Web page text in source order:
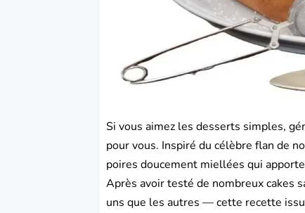
Si vous aimez les desserts simples,
pour vous. Inspiré du célèbre flan de
poires doucement miellées qui
Après avoir testé de nombreux cakes
uns que les autres — cette recette